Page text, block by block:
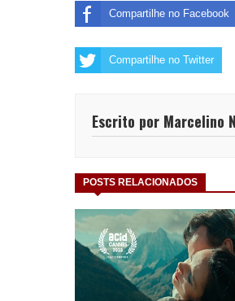
Compartilhe no Facebook
Compartilhe no Twitter
Escrito por Marcelino
POSTS RELACIONADOS